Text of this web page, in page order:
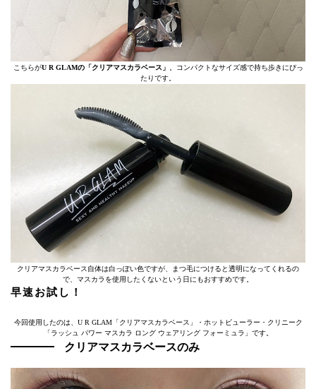
こちらがU R GLAMの「クリアマスカラベース」
。コンパクトなサイズ感で持ち歩きにぴっ
たりです。
クリアマスカラベース自体は白っぽい色ですが、まつ毛につけると透明になってくれるの
で、マスカラを使用したくないという日にもおすすめです。
早速お試し！
今回使用したのは、U R GLAM「クリアマスカラベース」・ホットビューラー・クリニーク
「ラッシュ パワー マスカラ ロング ウェアリング フォーミュラ」です。
クリアマスカラベースのみ